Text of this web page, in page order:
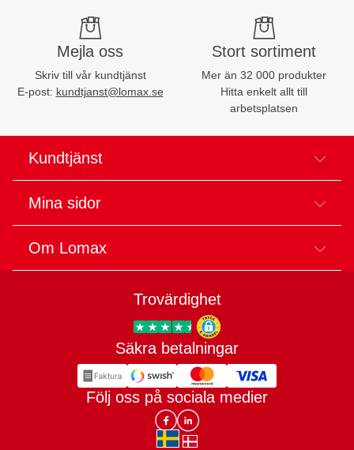
Mejla oss
Skriv till vår kundtjänst
E-post: kundtjanst@lomax.se
Stort sortiment
Mer än 32 000 produkter
Hitta enkelt allt till
arbetsplatsen
Kundtjänst
Mina sidor
Om Lomax
Trovärdighet
Trygg E-handel
Säkra betalningar
Följ oss på sociala medier
Lomax DK Facebook
Lomax SE LinkIn
sv-SEda-DK